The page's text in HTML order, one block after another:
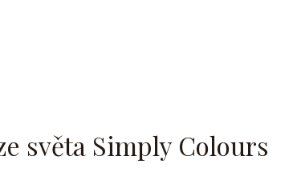
světa Simply Colours